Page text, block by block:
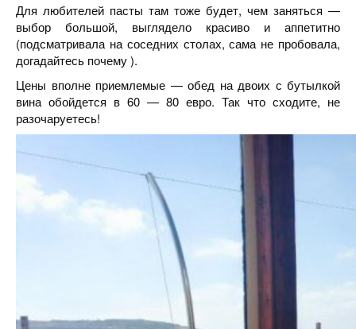
Для любителей пасты там тоже будет, чем заняться —
выбор большой, выглядело красиво и аппетитно
(подсматривала на соседних столах, сама не пробовала,
догадайтесь почему ).
Цены вполне приемлемые — обед на двоих с бутылкой
вина обойдется в 60 — 80 евро. Так что сходите, не
разочаруетесь!